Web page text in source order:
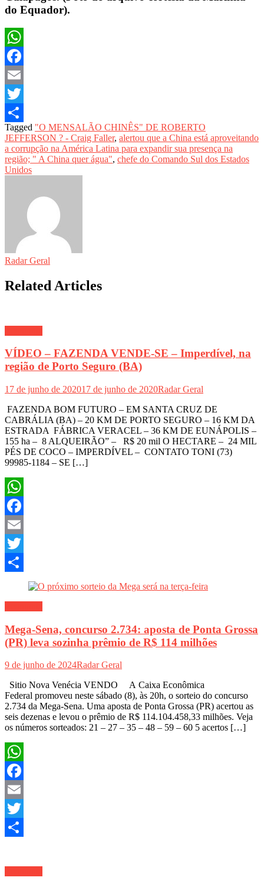
do Equador).
WhatsApp
Facebook
Email
Twitter
Share
Tagged "O MENSALÃO CHINÊS" DE ROBERTO
JEFFERSON ? - Craig Faller, alertou que a China está aproveitando
a corrupção na América Latina para expandir sua presença na
região; " A China quer água", chefe do Comando Sul dos Estados
Unidos
Radar Geral
Related Articles
VÍDEO – FAZENDA VENDE-SE – Imperdível, na
região de Porto Seguro (BA)
17 de junho de 202017 de junho de 2020Radar Geral
FAZENDA BOM FUTURO – EM SANTA CRUZ DE
CABRÁLIA (BA) – 20 KM DE PORTO SEGURO – 16 KM DA
ESTRADA FÁBRICA VERACEL – 36 KM DE EUNÁPOLIS –
155 ha – 8 ALQUEIRÃO” – R$ 20 mil O HECTARE – 24 MIL
PÉS DE COCO – IMPERDÍVEL – CONTATO TONI (73)
99985-1184 – SE […]
WhatsApp
Facebook
Email
Twitter
Mega-Sena, concurso 2.734: aposta de Ponta Grossa
(PR) leva sozinha prêmio de R$ 114 milhões
9 de junho de 2024Radar Geral
Sitio Nova Venécia VENDO A Caixa Econômica
Federal promoveu neste sábado (8), às 20h, o sorteio do concurso
2.734 da Mega-Sena. Uma aposta de Ponta Grossa (PR) acertou as
seis dezenas e levou o prêmio de R$ 114.104.458,33 milhões. Veja
os números sorteados: 21 – 27 – 35 – 48 – 59 – 60 5 acertos […]
WhatsApp
Facebook
Email
Twitter